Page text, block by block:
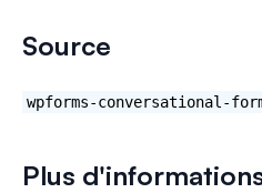
Source
wpforms-conversational-
Plus